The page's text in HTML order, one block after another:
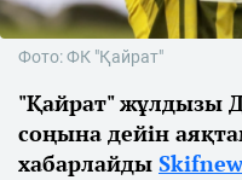
Фото: ФК "Қайрат"
"Қайрат" жұлдызы
соңына дейін
хабарлайды